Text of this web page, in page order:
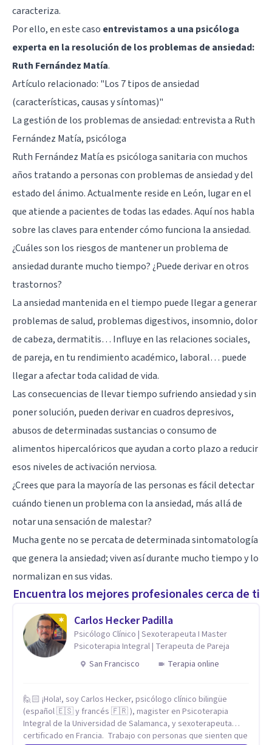
caracteriza.
Por ello, en este caso entrevistamos a una psicóloga
experta en la resolución de los problemas de ansiedad:
Ruth Fernández Matía.
Artículo relacionado: "Los 7 tipos de ansiedad
(características, causas y síntomas)"
La gestión de los problemas de ansiedad: entrevista a Ruth
Fernández Matía, psicóloga
Ruth Fernández Matíaes psicóloga sanitaria con muchos
años tratando a personas con problemas de ansiedad y del
estado del ánimo. Actualmente reside en León, lugar en el
que atiende a pacientes de todas las edades. Aquí nos habla
sobre las claves para entender cómo funciona la ansiedad.
¿Cuáles son los riesgos de mantener un problema de
ansiedad durante mucho tiempo? ¿Puede derivar en otros
trastornos?
La ansiedad mantenida en el tiempo puede llegar a generar
problemas de salud, problemas digestivos, insomnio, dolor
de cabeza, dermatitis… Influye en las relaciones sociales,
de pareja, en tu rendimiento académico, laboral… puede
llegar a afectar toda calidad de vida.
Las consecuencias de llevar tiempo sufriendo ansiedad y sin
poner solución, pueden derivar encuadros depresivos,
abusos de determinadas sustancias o consumo de
alimentos hipercalóricos que ayudan a corto plazo a reducir
esos niveles de activación nerviosa.
¿Crees que para la mayoría de las personas es fácil detectar
cuándo tienen un problema con la ansiedad, más allá de
notar una sensación de malestar?
Mucha gente no se percata de determinada sintomatología
que genera la ansiedad; viven así durante mucho tiempo y lo
normalizan en sus vidas.
Encuentra los mejores profesionales cerca de ti
Carlos Hecker Padilla
Psicólogo Clínico | Sexoterapeuta I Master
Psicoterapia Integral | Terapeuta de Pareja
San Francisco
Terapia online
🙋🏻 ¡Hola!, soy Carlos Hecker, psicólogo clínico bilingüe
(español 🇪🇸 y francés 🇫🇷 ), magister en Psicoterapia
Integral de la Universidad de Salamanca, y sexoterapeuta
certificado en Francia. Trabajo con personas que sienten que